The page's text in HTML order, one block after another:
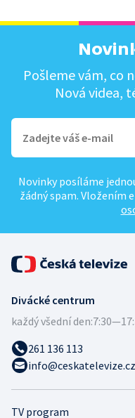
Pošleme vám, co
Nová videa,
Novinky posíláme
žádný spam. Vložením